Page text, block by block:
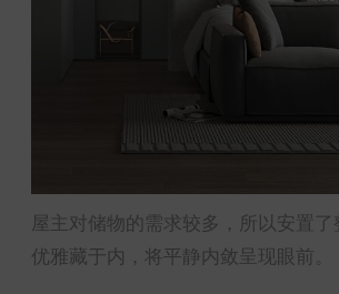
屋主对储物的需求较多，所以安置
优雅藏于内，将平静内敛呈现眼前。